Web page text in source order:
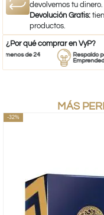
devolvemos tu dinero.
Devolución Gratis:
productos.
¿Por qué comprar en VyP?
de 24
Respaldo para
MÁS
-32%